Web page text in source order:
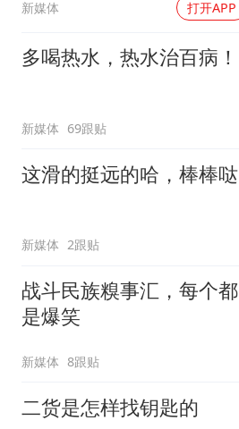
新媒体 打开APP
多喝热水，热水治百病！
新媒体 69跟贴
这滑的挺远的哈，棒棒哒
新媒体 2跟贴
战斗民族糗事汇，每个都
是爆笑
新媒体 8跟贴
二货是怎样找钥匙的